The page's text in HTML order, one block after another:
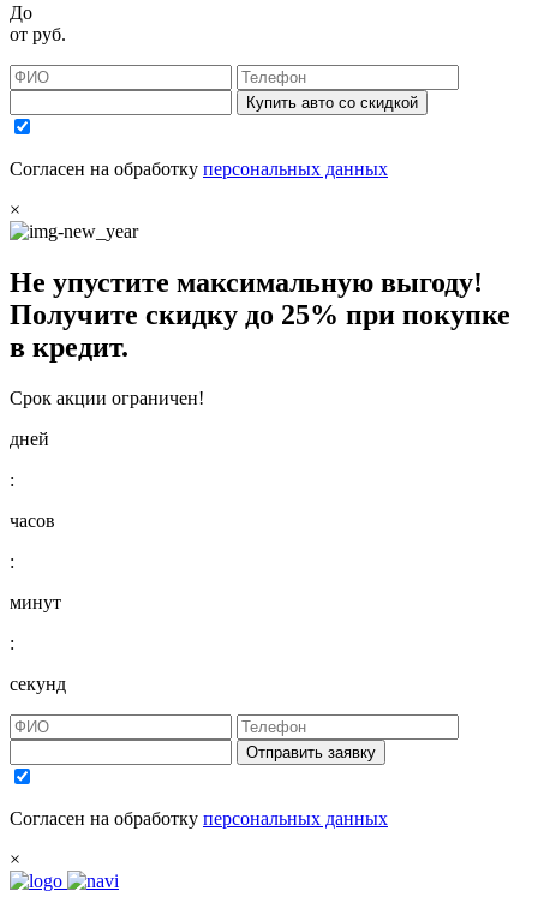
До
от руб.
Купить авто со скидкой
Согласен на обработку персональных данных
×
Не упустите максимальную выгоду!
Получите скидку до 25% при покупке
в кредит.
Срок акции ограничен!
дней
:
часов
:
минут
:
секунд
Отправить заявку
Согласен на обработку персональных данных
×